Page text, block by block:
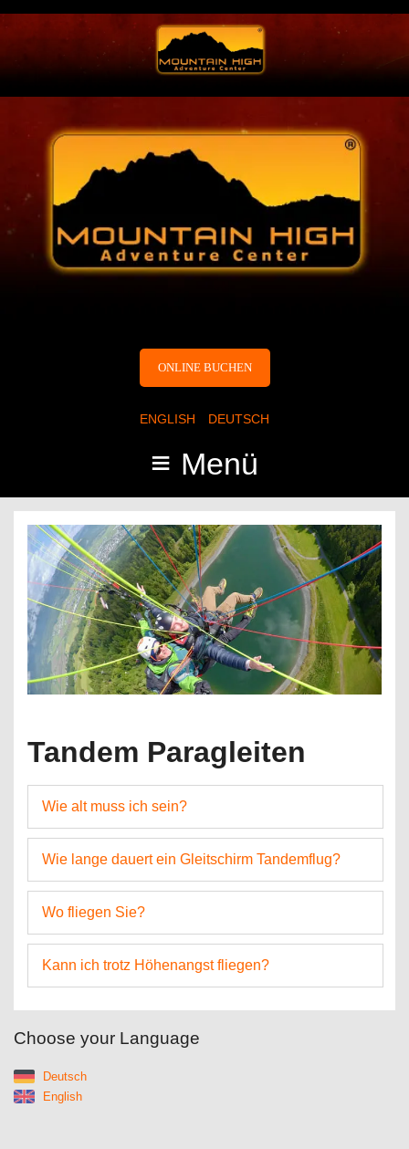
ONLINE BUCHEN
ENGLISH DEUTSCH
≡ Menü
Tandem Paragleiten
Wie alt muss ich sein?
Wie lange dauert ein Gleitschirm Tandemflug?
Wo fliegen Sie?
Kann ich trotz Höhenangst fliegen?
Choose your Language
Deutsch
English